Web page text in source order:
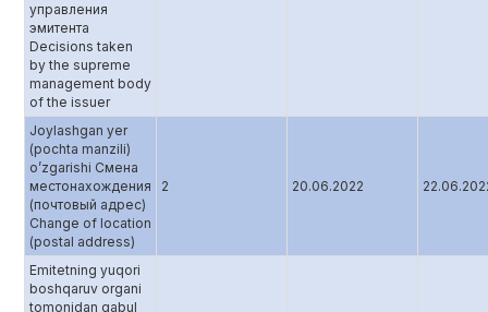
управления
эмитента
Decisions taken
by the supreme
management body
of the issuer
Joylashgan yer
(pochta manzili)
o’zgarishi Смена
местонахождения
(почтовый адрес)
Change of location
(postal address)
2 20.06.2022
Emitetning yuqori
boshqaruv organi
tomonidan qabul